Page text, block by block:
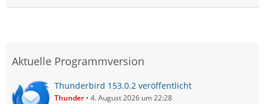
Aktuelle Programmversion
Thunderbird 153.0.2 veröffentlicht
Thunder 4. August 2026 um 22:28